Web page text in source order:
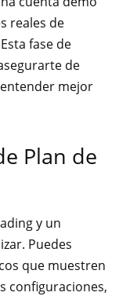
reales de
fase de
de
mejor
Plan de
y un
Puedes
que muestren
configuraciones,